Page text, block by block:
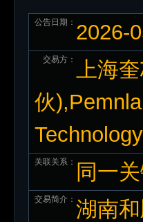
公告日期： 2026-
交易方： 上海
伙
关联关系： 同一
交易简介： 湖南